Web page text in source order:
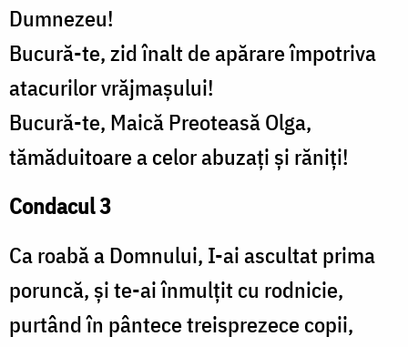
Dumnezeu!
Bucură-te, zid înalt de apărare împotriva
atacurilor vrăjmașului!
Bucură-te, Maică Preoteasă Olga,
tămăduitoare a celor abuzați și răniți!
Condacul 3
Ca roabă a Domnului, I-ai ascultat prima
poruncă, și te-ai înmulțit cu rodnicie,
purtând în pântece treisprezece copii,